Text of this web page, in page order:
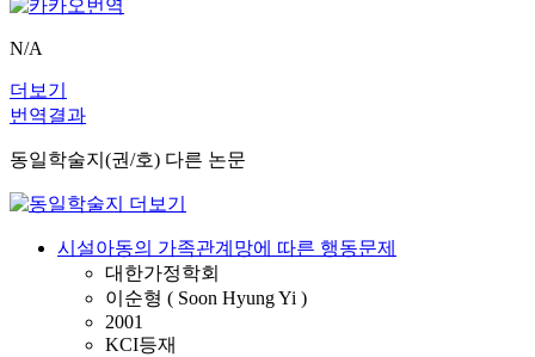
N/A
더보기
번역결과
동일학술지(권/호) 다른 논문
시설아동의 가족관계망에 따른 행동문제
대한가정학회
이순형 ( Soon Hyung Yi )
2001
KCI등재